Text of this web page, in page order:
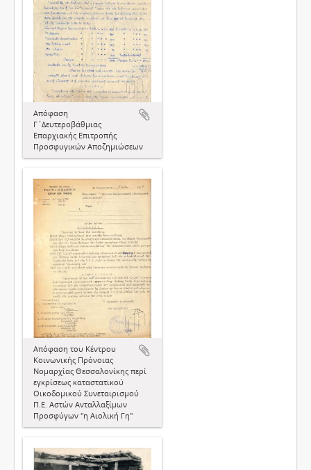
Απόφαση
Γ΄Δευτεροβάθμιας
Επαρχιακής Επιτροπής
Προσφυγικών Αποζημιώσεων
Απόφαση του Κέντρου
Κοινωνικής Πρόνοιας
Νομαρχίας Θεσσαλονίκης περί
εγκρίσεως καταστατικού
Οικοδομικού Συνεταιρισμού
Π.Ε. Αστών Ανταλλαξίμων
Προσφύγων "η Αιολική Γη"